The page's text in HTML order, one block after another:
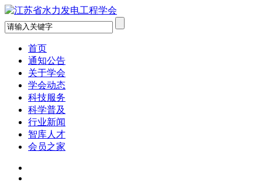
首页
通知公告
关于学会
学会动态
科技服务
科学普及
行业新闻
智库人才
会员之家